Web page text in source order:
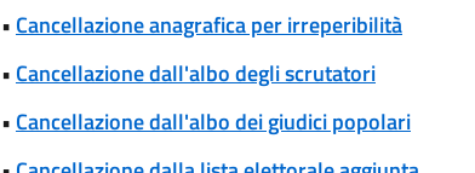
• Cancellazione anagrafica per irreperibilità
• Cancellazione dall'albo degli scrutatori
• Cancellazione dall'albo dei giudici popolari